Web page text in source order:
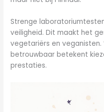
Strenge
veiligheid. Dit maakt het
vegetariërs en veganisten.
betrouwbaar betekent
prestaties.